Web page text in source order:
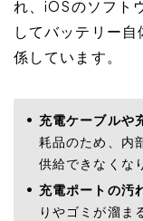
れ、iOSのソフト
してバッテリー
係しています。
充電ケーブルや
耗品のため、内
供給できなくな
充電ポートの汚
りやゴミが溜ま